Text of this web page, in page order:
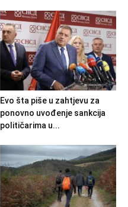
Evo šta piše u zahtjevu za
ponovno uvođenje sankcija
političarima u...